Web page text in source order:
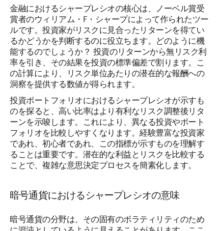
金融におけるシャープレシオの核心は、ノーベル賞受
賞者のウィリアム・F・シャープによって作られたツー
ルです。投資家がリスクに見合ったリターンを得てい
るかどうかを判断するのに役立ちます。どのように機
能するのでしょうか？ 投資のリターンから無リスク利
率を引き、その結果を投資の標準偏差で割ります。こ
の計算により、リスク単位あたりの潜在的な報酬への
洞察を提供する数値が得られます。
投資ポートフォリオにおけるシャープレシオが示すも
のを探ると、高い比率はより有利なリスク調整後リタ
ーンを示唆します。これにより、異なる投資やポート
フォリオを比較しやすくなります。経験豊富な投資家
であれ、初心者であれ、この指標が示すものを理解す
ることは重要です。潜在的な利益とリスクを比較する
ことで、複雑な意思決定プロセスを簡素化します。
暗号通貨におけるシャープレシオの意味
暗号通貨の分野は、その固有のボラティリティのため